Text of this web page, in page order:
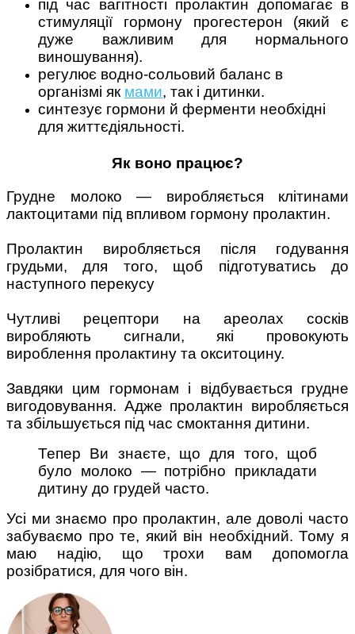
під час вагітності пролактин допомагає в
стимуляції гормону прогестерон (який є
дуже важливим для нормального
виношування).
регулює водно-сольовий баланс в
організмі як мами, так і дитинки.
синтезує гормони й ферменти необхідні
для життєдіяльності.
Як воно працює?
Грудне молоко — виробляється клітинами
лактоцитами під впливом гормону пролактин.
Пролактин виробляється після годування
грудьми, для того, щоб підготуватись до
наступного перекусу
Чутливі рецептори на ареолах сосків
виробляють сигнали, які провокують
вироблення пролактину та окситоцину.
Завдяки цим гормонам і відбувається грудне
вигодовування. Адже пролактин виробляється
та збільшується під час смоктання дитини.
Тепер Ви знаєте, що для того, щоб
було молоко — потрібно прикладати
дитину до грудей часто.
Усі ми знаємо про пролактин, але доволі часто
забуваємо про те, який він необхідний. Тому я
маю надію, що трохи вам допомогла
розібратися, для чого він.